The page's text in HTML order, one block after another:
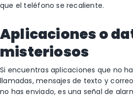
que el teléfono se recaliente.
Aplicaciones o
misteriosos
Si encuentras aplicaciones que no
llamadas, mensajes de texto y
no has enviado, es una señal de